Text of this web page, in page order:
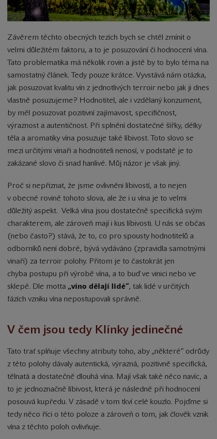
Závěrem těchto obecných tezích bych se chtěl zmínit o
velmi důležitém faktoru, a to je posuzování či hodnocení vína.
Tato problematika má několik rovin a jistě by to bylo téma na
samostatný článek. Tedy pouze krátce. Vyvstává nám otázka,
jak posuzovat kvalitu vín z jednotlivých terroir nebo jak ji dnes
vlastně posuzujeme? Hodnotitel, ale i vzdělaný konzument,
by měl posuzovat pozitivní zajímavost, specifičnost,
výraznost a autentičnost. Při splnění dostatečné šířky, délky
těla a aromatiky vína posuzuje také líbivost. Toto slovo se
mezi určitými vinaři a hodnotiteli nenosí, v podstatě je to
zakázané slovo či snad hanlivé. Můj názor je však jiný.
Proč si nepřiznat, že jsme ovlivněni líbivostí, a to nejen
v obecné rovině tohoto slova, ale že i u vína je to velmi
důležitý aspekt. Velká vína jsou dostatečně specifická svým
charakterem, ale zároveň mají i kus líbivosti. U nás se občas
(nebo často?) stává, že to, co pro spousty hodnotitelů a
odborníků není dobré, bývá vydáváno (zpravidla samotnými
vinaři) za terroir polohy. Přitom je to častokrát jen
chyba postupu při výrobě vína, a to buď ve vinici nebo ve
sklepě. Dle motta „víno dělají lidé“, tak lidé v určitých
fázích vzniku vína nepostupovali správně.
V čem jsou tedy Klínky jedinečné
Tato trať splňuje všechny atributy toho, aby „některé“ odrůdy
z této polohy dávaly autentická, výrazná, pozitivně specifická,
tělnatá a dostatečně dlouhá vína. Mají však také něco navíc, a
to je jednoznačně líbivost, která je následně při hodnocení
posouvá kupředu. V zásadě v tom tkví celé kouzlo. Pojďme si
tedy něco říci o této poloze a zároveň o tom, jak člověk vznik
vína z těchto poloh ovlivňuje.